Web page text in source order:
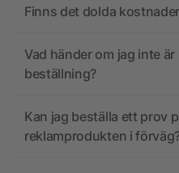
Finns det dolda
Vad händer om jag inte
beställning?
Kan jag beställa ett prov
reklamprodukten i